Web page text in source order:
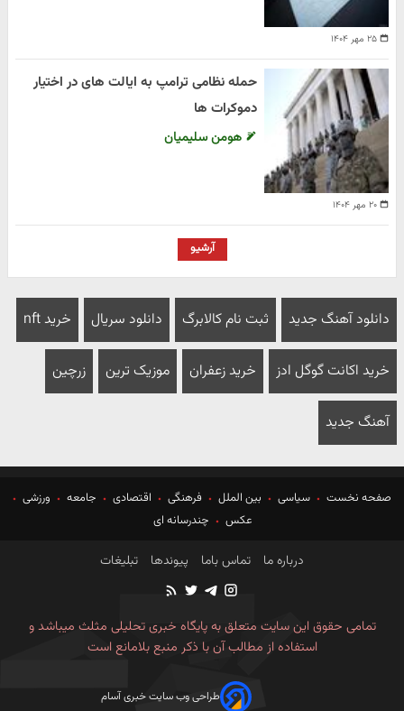
۲۵ مهر ۱۴۰۴
۲۰ مهر ۱۴۰۴
حمله نظامی ترامپ به ایالت های در اختیار
دموکرات ها
هومن سلیمیان
آرشیو
دانلود آهنگ جدید ثبت نام کالابرگ دانلود سریال خرید nft
خرید اکانت گوگل ادز خرید زعفران موزیک ترین زرچین
آهنگ جدید
صفحه نخست سیاسی بین الملل فرهنگی اقتصادی جامعه
ورزشی
عکس
چندرسانه ای
درباره ما تماس باما پیوندها تبلیغات
تمامی حقوق این سایت متعلق به پایگاه خبری تحلیلی مثلث میباشد و
استفاده از مطالب آن با ذکر منبع بلامانع است
طراحی وب سایت خبری آسام